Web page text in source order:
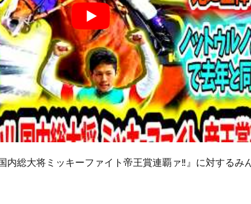
内総大将ミッキーファイト帝王賞連覇ァ‼』に対するみ